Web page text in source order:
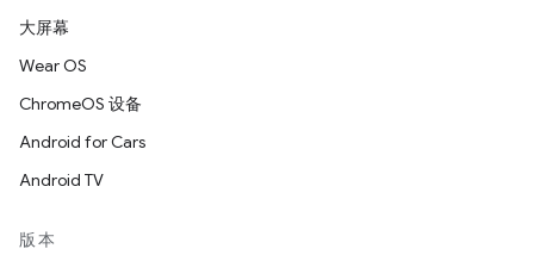
大屏幕
Wear OS
ChromeOS 设备
Android for Cars
Android TV
版本